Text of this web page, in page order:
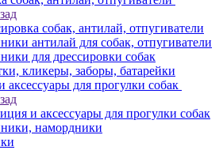
собак, антилай, отпугиватели
антилай для собак, отпугиватели
для дрессировки собак
кликеры, заборы, батарейки
для прогулки собак
и аксессуары для прогулки собак
намордники